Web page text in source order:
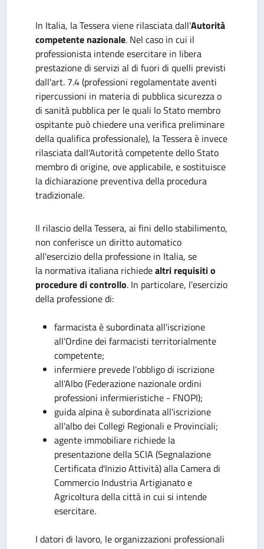
In Italia, la Tessera viene rilasciata dall'Autorità
competente nazionale. Nel caso in cui il
professionista intende esercitare in libera
prestazione di servizi al di fuori di quelli previsti
dall'art. 7.4 (professioni regolamentate aventi
ripercussioni in materia di pubblica sicurezza o
di sanità pubblica per le quali lo Stato membro
ospitante può chiedere una verifica preliminare
della qualifica professionale), la Tessera è invece
rilasciata dall'Autorità competente dello Stato
membro di origine, ove applicabile, e sostituisce
la dichiarazione preventiva della procedura
tradizionale.
Il rilascio della Tessera, ai fini dello stabilimento,
non conferisce un diritto automatico
all'esercizio della professione in Italia, se
la normativa italiana richiedealtri requisiti o
procedure di controllo. In particolare, l'esercizio
della professione di:
farmacista è subordinata all'iscrizione
all'Ordine dei farmacisti territorialmente
competente;
infermiere prevede l'obbligo di iscrizione
all'Albo (Federazione nazionale ordini
professioni infermieristiche - FNOPI);
guida alpina è subordinata all'iscrizione
all'albo dei Collegi Regionali e Provinciali;
agente immobiliare richiede la
presentazione della SCIA (Segnalazione
Certificata d'Inizio Attività) alla Camera di
Commercio Industria Artigianato e
Agricoltura della città in cui si intende
esercitare.
I datori di lavoro, le organizzazioni professionali